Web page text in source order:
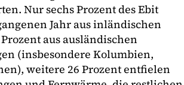
Nur sechs Prozent des Ebit
Jahr aus inländischen
aus ausländischen
(insbesondere Kolumbien,
weitere 26 Prozent entfielen